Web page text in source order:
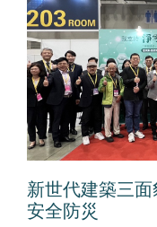
新世代建築三
安全防災